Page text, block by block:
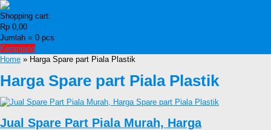
Shopping cart:
Rp 0,00
Jumlah = 0 pcs
Keranjang
Home » Harga Spare part Piala Plastik
Harga Spare part Piala Plastik
Jual Spare Part Piala Murah, Harga